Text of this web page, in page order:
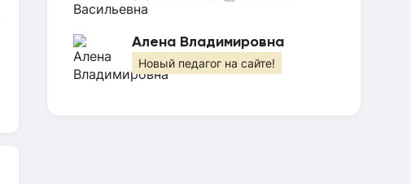
Алена Владимировна
Новый педагог на сайте!